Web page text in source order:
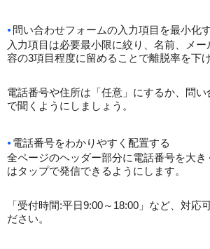
問い合わせフォームの入力項目を最小化
入力項目は必要最小限に絞り、名前、メ
容の3項目程度に留めることで離脱率を下
電話番号や住所は「任意」にするか、問い
で聞くようにしましょう。
電話番号をわかりやすく配置する
全ページのヘッダー部分に電話番号を大
はタップで発信できるようにします。
「受付時間:平日9:00～18:00」など、対応
ださい。